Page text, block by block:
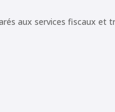
aux services fiscaux et